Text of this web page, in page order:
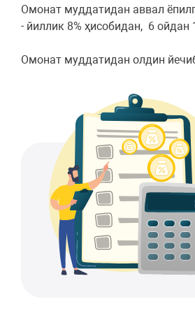
Омонат муддатидан аввал
- йиллик 8% ҳисобидан, 6 ойдан
Омонат муддатидан олдин